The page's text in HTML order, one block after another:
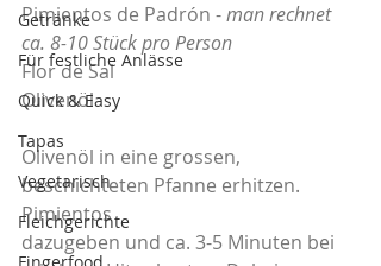
Getränke
Für festliche Anlässe
Quick & Easy
Tapas
Vegetarisch
Fleichgerichte
Pimientos de Padrón - man rechnet
ca. 8-10 Stück pro Person
Flor de Sal
Olivenöl
Olivenöl in eine grossen,
beschichteten Pfanne erhitzen.
Pimientos
dazugeben und ca. 3-5 Minuten bei